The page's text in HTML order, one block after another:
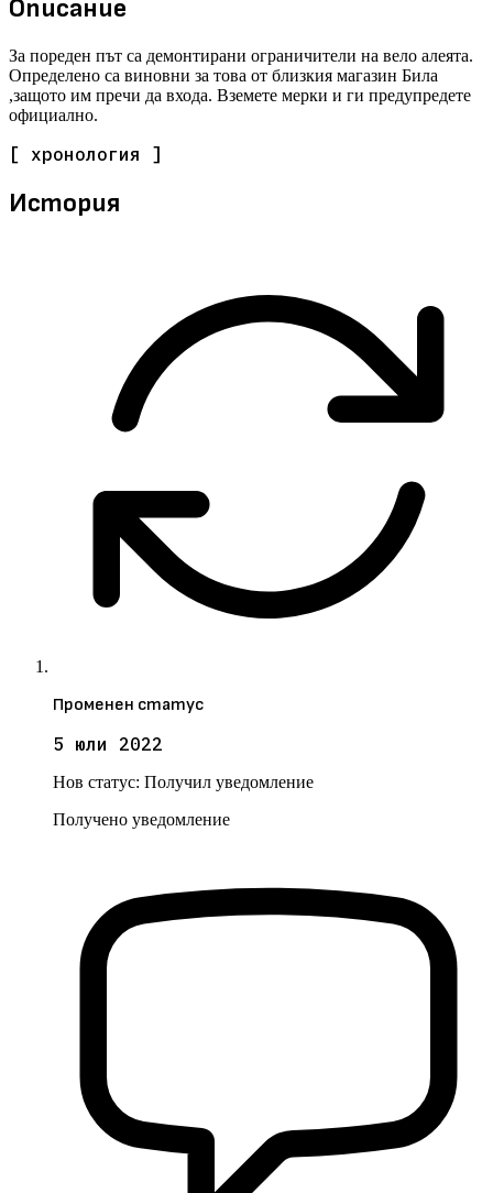
Описание
За пореден път са демонтирани ограничители на вело алеята.
Определено са виновни за това от близкия магазин Била
,защото им пречи да входа. Вземете мерки и ги предупредете
официално.
[ хронология ]
История
Променен статус
5 юли 2022
Нов статус: Получил уведомление
Получено уведомление